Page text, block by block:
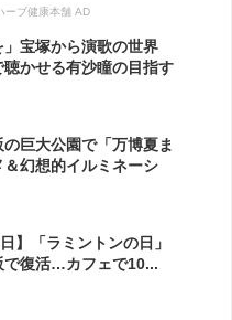
ーブ健康本舗 AD
」宝塚から演歌の世界
かせる有沙瞳の目指す
の巨大公園で「万博夏ま
幻想的イルミネーシ
】「ラミントンの日」
で復活…カフェで10...